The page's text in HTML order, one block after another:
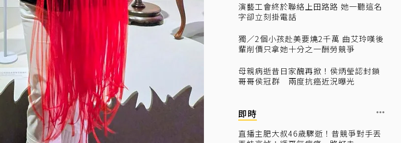
演藝工會終於聯絡上田路路 她一聽這名
字卻立刻掛電話
獨／2個小孩赴美要燒2千萬 曲艾玲嘆後
輩削價只拿她十分之一酬勞競爭
母親病逝昔日家醜再掀！侯炳瑩認封鎖
哥哥侯冠群 兩度抗癌近況曝光
即時
直播主肥大叔46歲驟逝！昔競爭對手丟